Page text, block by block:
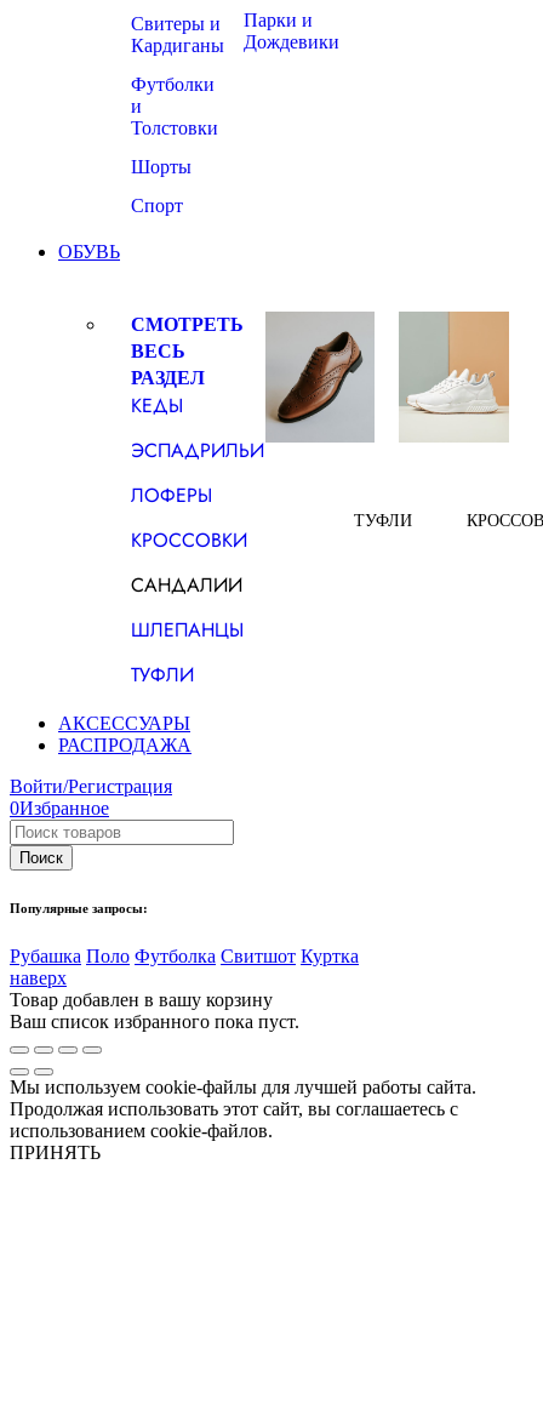
Свитеры и
Кардиганы
Футболки
и
Толстовки
Шорты
Спорт
Парки и
Дождевики
ОБУВЬ
СМОТРЕТЬ
ВЕСЬ
РАЗДЕЛ
КЕДЫ
ЭСПАДРИЛЬИ
ЛОФЕРЫ
КРОССОВКИ
САНДАЛИИ
ШЛЕПАНЦЫ
ТУФЛИ
ТУФЛИ
АКСЕССУАРЫ
РАСПРОДАЖА
Войти/Регистрация
0Избранное
Популярные запросы:
Рубашка Поло Футболка Свитшот Куртка
наверх
Товар добавлен в вашу корзину
Ваш список избранного пока пуст.
Мы используем cookie-файлы для лучшей работы сайта.
Продолжая использовать этот сайт, вы соглашаетесь с
использованием cookie-файлов.
ПРИНЯТЬ